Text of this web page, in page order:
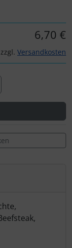
6,70 €
Versandkosten